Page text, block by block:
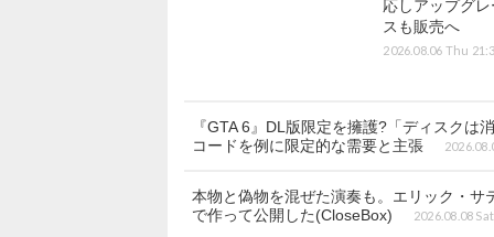
応しアップグ
スも販売へ
2026.08.06 Thu
『GTA 6』DL版限定を擁護?「ディスク
コードを例に限定的な需要と主張
本物と偽物を混ぜた演奏も。エリック・
で作って公開した(CloseBox)
2026.08.08